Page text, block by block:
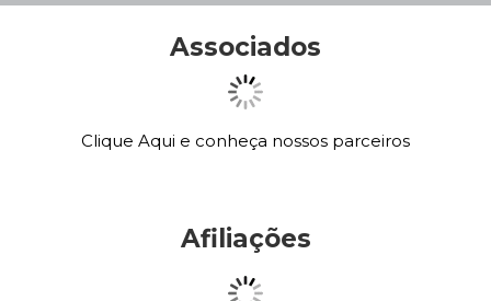
Associados
Clique Aqui e conheça nossos parceiros
Afiliações